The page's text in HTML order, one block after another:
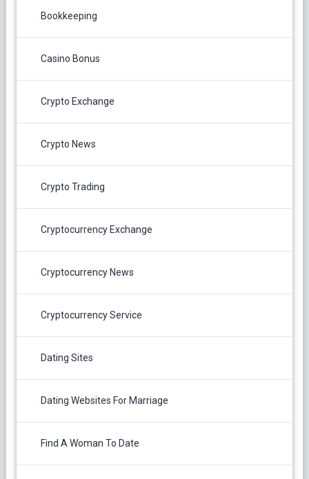
Bookkeeping
Casino Bonus
Crypto Exchange
Crypto News
Crypto Trading
Cryptocurrency Exchange
Cryptocurrency News
Cryptocurrency Service
Dating Sites
Dating Websites For Marriage
Find A Woman To Date